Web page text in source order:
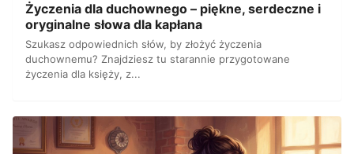
Życzenia dla duchownego – piękne, serdeczne i
oryginalne słowa dla kapłana
Szukasz odpowiednich słów, by złożyć życzenia
duchownemu? Znajdziesz tu starannie przygotowane
życzenia dla księży, z...